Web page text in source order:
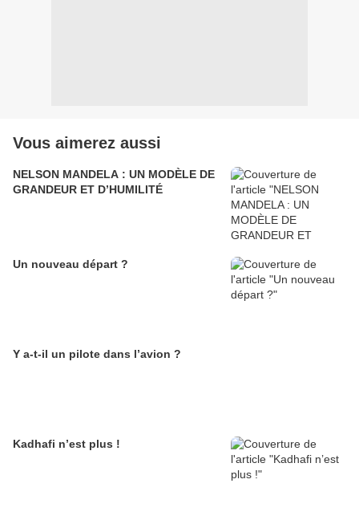
Vous aimerez aussi
NELSON MANDELA : UN MODÈLE DE
GRANDEUR ET D’HUMILITÉ
Un nouveau départ ?
Y a-t-il un pilote dans l’avion ?
Kadhafi n’est plus !